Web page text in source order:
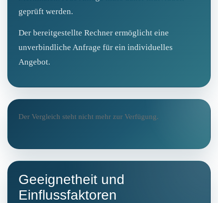
geprüft werden.
Der bereitgestellte Rechner ermöglicht eine
unverbindliche Anfrage für ein individuelles
Angebot.
Der Vergleich steht nicht mehr zur Verfügung.
Geeignetheit und
Einflussfaktoren